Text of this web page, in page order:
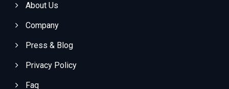
About Us
Company
Press & Blog
Privacy Policy
Faq